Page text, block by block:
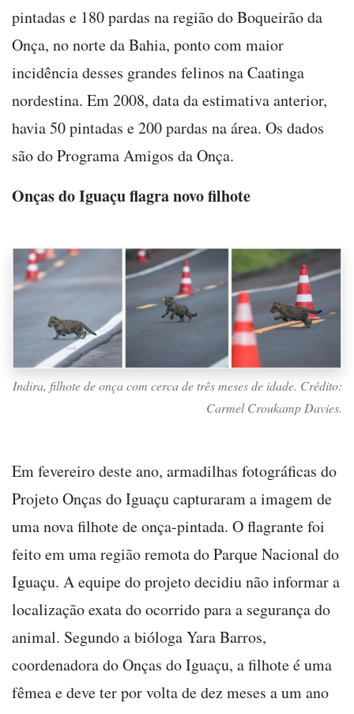
pintadas e 180 pardas na região do Boqueirão da
Onça, no norte da Bahia, ponto com maior
incidência desses grandes felinos na Caatinga
nordestina. Em 2008, data da estimativa anterior,
havia 50 pintadas e 200 pardas na área. Os dados
são do Programa Amigos da Onça.
Onças do Iguaçu flagra novo filhote
Indira, filhote de onça com cerca de três meses de idade. Crédito:
Carmel Croukamp Davies.
Em fevereiro deste ano, armadilhas fotográficas do
Projeto Onças do Iguaçu capturaram a imagem de
uma nova filhote de onça-pintada. O flagrante foi
feito em uma região remota do Parque Nacional do
Iguaçu. A equipe do projeto decidiu não informar a
localização exata do ocorrido para a segurança do
animal. Segundo a bióloga Yara Barros,
coordenadora do Onças do Iguaçu, a filhote é uma
fêmea e deve ter por volta de dez meses a um ano